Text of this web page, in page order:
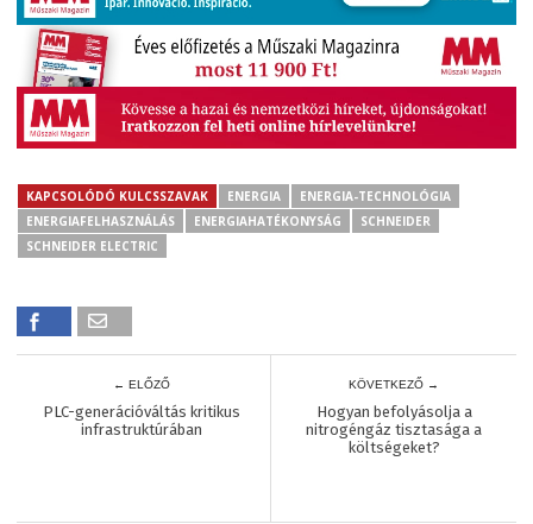
KAPCSOLÓDÓ KULCSSZAVAK ENERGIA
ENERGIA-TECHNOLÓGIA
ENERGIAFELHASZNÁLÁS
ENERGIAHATÉKONYSÁG
SCHNEIDER
SCHNEIDER ELECTRIC
← ELŐZŐ
PLC-generációváltás kritikus
infrastruktúrában
KÖVETKEZŐ →
Hogyan befolyásolja a
nitrogéngáz tisztasága a
költségeket?